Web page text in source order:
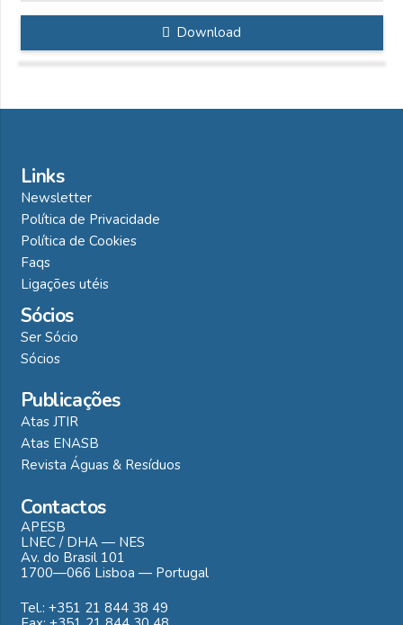
Download
Links
Newsletter
Política de Privacidade
Política de Cookies
Faqs
Ligações utéis
Sócios
Ser Sócio
Sócios
Publicações
Atas JTIR
Atas ENASB
Revista Águas & Resíduos
Contactos
APESB
LNEC / DHA — NES
Av. do Brasil 101
1700—066 Lisboa — Portugal
Tel.: +351 21 844 38 49